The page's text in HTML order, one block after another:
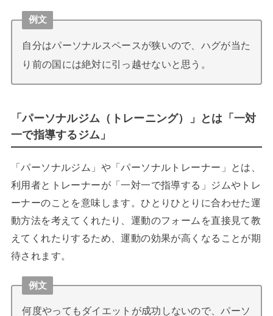
例文
自分はパーソナルスペースが狭いので、ハグが当た
り前の国には絶対に引っ越せないと思う。
「パーソナルジム（トレーニング）」とは「一対
一で指導するジム」
「パーソナルジム」や「パーソナルトレーナー」とは、
利用者とトレーナーが「一対一で指導する」ジムやトレ
ーナーのことを意味します。ひとりひとりに合わせた運
動方法を考えてくれたり、運動のフォームを直接見て教
えてくれたりするため、運動の効果が高くなることが期
待されます。
例文
何度やってもダイエットが成功しないので、パーソ